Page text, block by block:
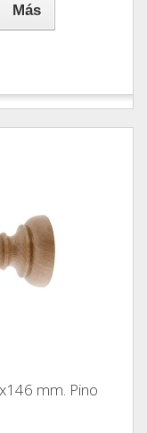
Más
mm. Pino